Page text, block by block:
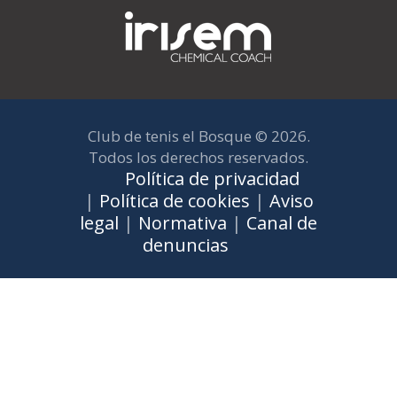
Club de tenis el Bosque © 2026.
Todos los derechos reservados.
Política de privacidad
| Política de cookies | Aviso
legal | Normativa | Canal de
denuncias